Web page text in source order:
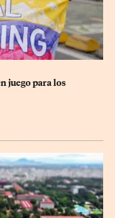
juego para los